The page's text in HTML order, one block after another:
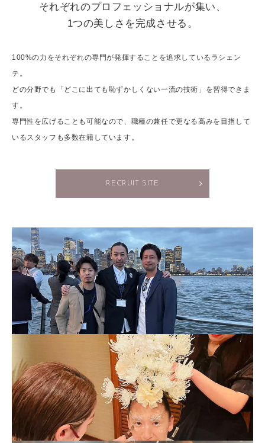
それぞれのプロフェッショナルが集い、
1つの美しさを完成させる。
100%の力をそれぞれの専門が発揮することを追求しているラシェン
テ。
どの分野でも「どこに出ても恥ずかしくない一流の技術」を習得できま
す。
専門性を広げることも可能なので、職種の兼任で更なる高みを目指して
いるスタッフも多数在籍しています。
RECRUIT SITE